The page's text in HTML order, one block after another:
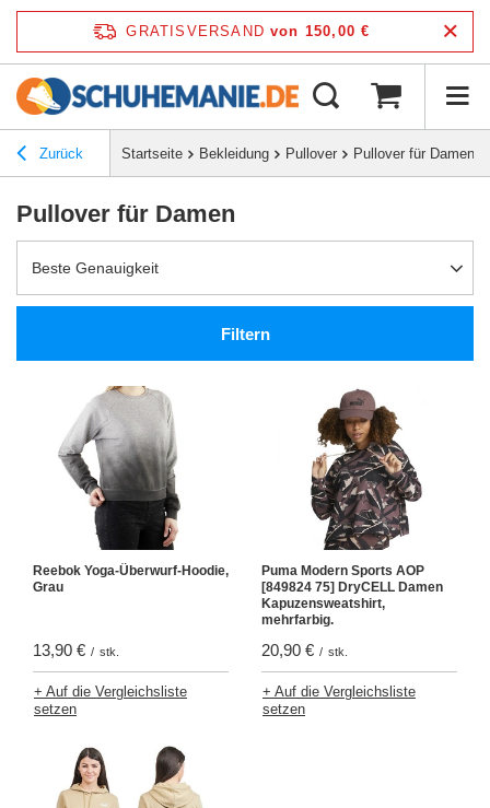
GRATISVERSAND von 150,00 €
Zurück Startseite Bekleidung Pullover Pullover für Damen
Pullover für Damen
Beste Genauigkeit
Filtern
Reebok Yoga-Überwurf-Hoodie,
Grau
13,90 € / stk.
+ Auf die Vergleichsliste
setzen
Puma Modern Sports AOP
[849824 75] DryCELL Damen
Kapuzensweatshirt,
mehrfarbig.
20,90 € / stk.
+ Auf die Vergleichsliste
setzen